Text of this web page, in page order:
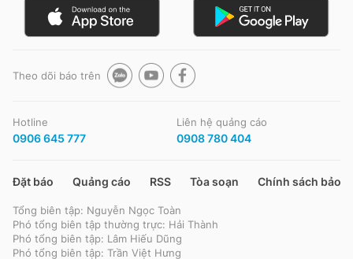
Theo dõi báo trên
Hotline
0906 645 777
Liên hệ quảng cáo
0908 780 404
Đặt báo Quảng cáo RSS Tòa soạn Chính sách bảo
Tổng biên tập: Nguyễn Ngọc Toàn
Phó tổng biên tập thường trực: Hải Thành
Phó tổng biên tập: Lâm Hiếu Dũng
Phó tổng biên tập: Trần Việt Hưng